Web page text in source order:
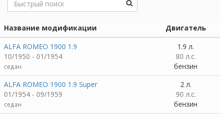
Название модификации
Двигатель
ALFA ROMEO 1900 1.9
10/1950 - 01/1954
седан
1.9 л.
80 л.с.
бензин
ALFA ROMEO 1900 1.9 Super
01/1954 - 09/1959
седан
2 л.
90 л.с.
бензин